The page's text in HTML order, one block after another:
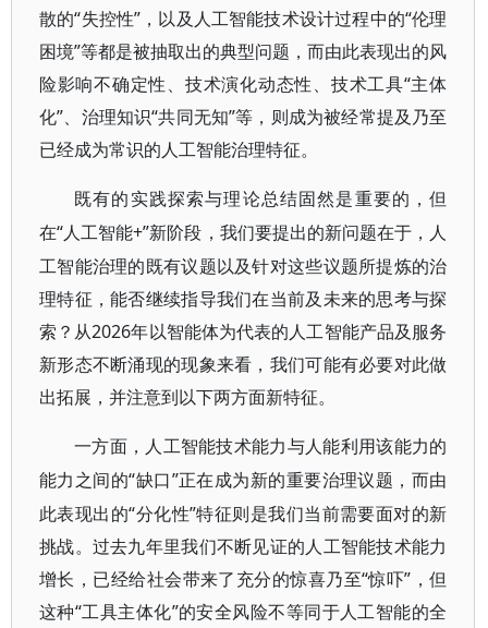
散的“失控性”，以及人工智能技术设计过程中的“伦理
困境”等都是被抽取出的典型问题，而由此表现出的风
险影响不确定性、技术演化动态性、技术工具“主体
化”、治理知识“共同无知”等，则成为被经常提及乃至
已经成为常识的人工智能治理特征。
既有的实践探索与理论总结固然是重要的，但
在“人工智能+”新阶段，我们要提出的新问题在于，人
工智能治理的既有议题以及针对这些议题所提炼的治
理特征，能否继续指导我们在当前及未来的思考与探
索？从2026年以智能体为代表的人工智能产品及服务
新形态不断涌现的现象来看，我们可能有必要对此做
出拓展，并注意到以下两方面新特征。
一方面，人工智能技术能力与人能利用该能力的
能力之间的“缺口”正在成为新的重要治理议题，而由
此表现出的“分化性”特征则是我们当前需要面对的新
挑战。过去九年里我们不断见证的人工智能技术能力
增长，已经给社会带来了充分的惊喜乃至“惊吓”，但
这种“工具主体化”的安全风险不等同于人工智能的全